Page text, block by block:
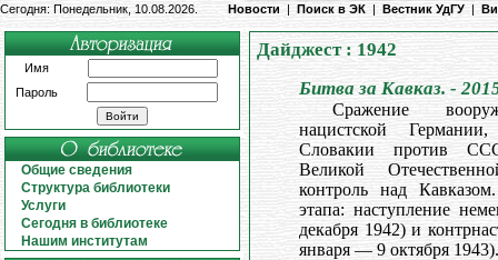
Сегодня: Понедельник, 10.08.2026. Новости | Поиск в ЭК | Вестник УдГУ |
Имя
Пароль
Общие сведения
Структура библиотеки
Услуги
Сегодня в библиотеке
Нашим институтам
Дайджест : 1942
Битва за Кавказ. -
Сражение
нацистской
Словакии против
Великой
контроль над
этапа: наступление
декабря 1942) и
января — 9 октября 1943).